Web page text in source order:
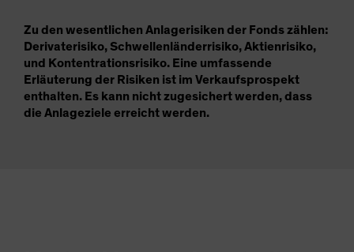
Zu den wesentlichen Anlagerisiken der Fonds zählen:
Derivaterisiko, Schwellenländerrisiko, Aktienrisiko,
und Kontentrationsrisiko. Eine umfassende
Erläuterung der Risiken ist im Verkaufsprospekt
enthalten. Es kann nicht zugesichert werden, dass
die Anlageziele erreicht werden.